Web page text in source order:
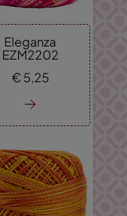
Eleganza
EZM2202
€ 5,25